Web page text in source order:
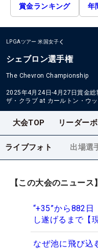
賞金ランキング 年
LPGAツアー 米国女子
シェブロン選手権
The Chevron Championship
2025年4月24日-4月27日賞金総
ザ・クラブ at カールトン・ウッ
大会TOP リーダー
ライブフォト 出場選
【この大会のニュース】
“+35”から882
し遂げるまで【
なぜ池に飛び